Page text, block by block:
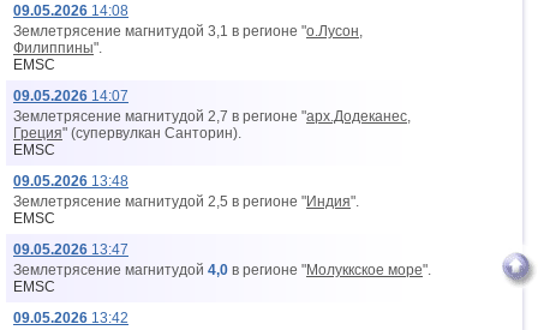
09.05.2026 14:08
Землетрясение магнитудой 3,1 в регионе "о.Лусон,
Филиппины".
EMSC
09.05.2026 14:07
Землетрясение магнитудой 2,7 в регионе "арх.Додеканес,
Греция" (супервулкан Санторин).
EMSC
09.05.2026 13:48
Землетрясение магнитудой 2,5 в регионе "Индия".
EMSC
09.05.2026 13:47
Землетрясение магнитудой 4,0 в регионе "Молуккское море".
EMSC
09.05.2026 13:42